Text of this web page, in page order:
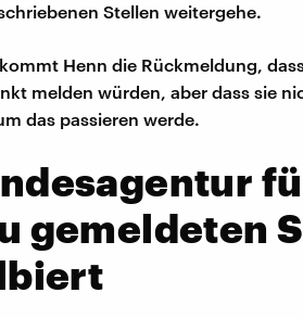
Stellen weitergehe.
Henn die Rückmeldung,
melden würden, aber dass sie
das passieren werde.
gemeldeten